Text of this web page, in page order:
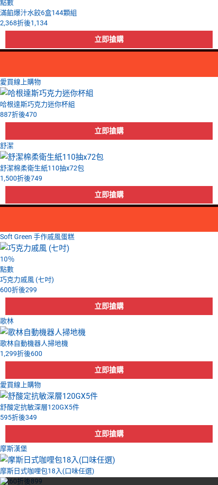
點數
滿餡爆汁水餃6盒144顆組
2,368折後1,134
愛買線上購物
哈根達斯巧克力迷你杯組
887折後470
舒潔
舒潔棉柔衛生紙110抽x72包
1,500折後749
Soft Green 手作戚風蛋糕
10％
點數
巧克力戚風 (七吋)
600折後299
歌林
歌林自動機器人掃地機
1,299折後600
愛買線上購物
舒酸定抗敏深層120GX5件
595折後349
摩斯漢堡
摩斯日式咖哩包18入(口味任選)
1,260折後899